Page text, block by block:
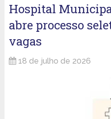
Hospital
abre processo
vagas
18 de julho de 2026